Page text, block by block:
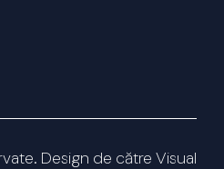
Design de cătreVisual